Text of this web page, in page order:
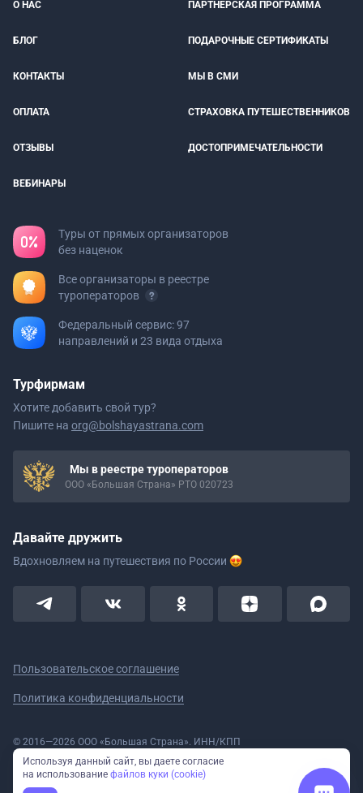
О НАС ПАРТНЕРСКАЯ ПРОГРАММА
БЛОГ ПОДАРОЧНЫЕ СЕРТИФИКАТЫ
КОНТАКТЫ МЫ В СМИ
ОПЛАТА СТРАХОВКА ПУТЕШЕСТВЕННИКОВ
ОТЗЫВЫ ДОСТОПРИМЕЧАТЕЛЬНОСТИ
ВЕБИНАРЫ
Туры от прямых организаторов
без наценок
Все организаторы в реестре
туроператоров
Федеральный сервис: 97
направлений и 23 вида отдыха
Турфирмам
Хотите добавить свой тур?
Пишите на org@bolshayastrana.com
Мы в реестре туроператоров
ООО «Большая Страна» РТО 020723
Давайте дружить
Вдохновляем на путешествия по России
Пользовательское соглашение
Политика конфиденциальности
© 2016—2026 ООО «Большая Страна». ИНН/КПП
5908078160/590801001 ОГРН 1185958020533
Номер в реестре Роскомнадзора № 59-18-006319 (Приказ № 321 от
11.10.2018)
Используя данный сайт, вы даете согласие
на использование файлов куки (cookie)